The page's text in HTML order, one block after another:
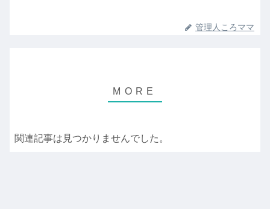
管理人ころママ
関連記事は見つかりませんでした。